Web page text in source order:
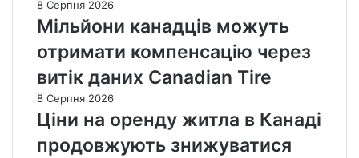
8 Серпня 2026
Мільйони канадців можуть
отримати компенсацію через
витік даних Canadian Tire
8 Серпня 2026
Ціни на оренду житла в Канаді
продовжують знижуватися